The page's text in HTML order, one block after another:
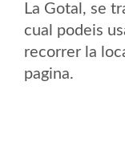
La Gotal, se
cual podeis
recorrer la
pagina.